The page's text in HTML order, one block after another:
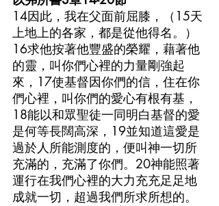
14因此，我在父面前屈膝，（15天
上地上的各家，都是從他得名。）
16求他按著他豐盛的榮耀，藉著他
的靈，叫你們心裡的力量剛強起
來，17使基督因你們的信，住在你
們心裡，叫你們的愛心有根有基，
18能以和眾聖徒一同明白基督的愛
是何等長闊高深，19並知道這愛是
過於人所能測度的，便叫神一切所
充滿的，充滿了你們。20神能照著
運行在我們心裡的大力充充足足地
成就一切，超過我們所求所想的。